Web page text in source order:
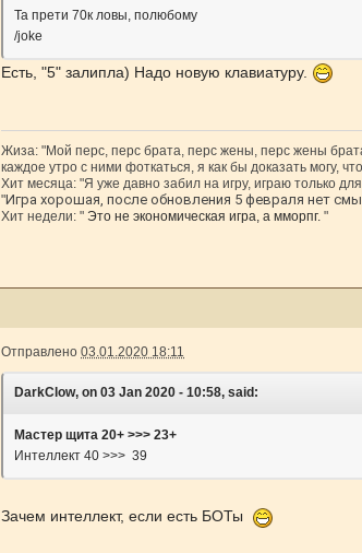
Та прети 70к ловы, полюбому
/joke
Есть, "5" залипла) Надо новую клавиатуру.
Жиза: "Мой перс, перс брата, перс жены, перс жены
каждое утро с ними фоткаться, я как бы доказать могу,
Хит месяца: "Я уже давно забил на игру, играю только
"Игра хорошая, после обновления 5 февраля нет
Хит недели: " Это не экономическая игра, а мморпг."
Отправлено03.01.2020 18:11
DarkClow, on 03 Jan 2020 - 10:58, said:
Мастер щита 20+ >>> 23+
Интеллект 40 >>> 39
Зачем интеллект, если есть БОТы